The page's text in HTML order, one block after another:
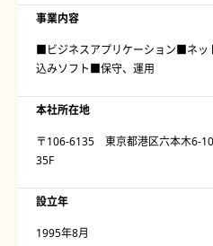
事業内容
■ビジネスアプリケーション■ネッ
込みソフト■保守、運用
本社所在地
〒106-6135 東京都港区六本木6-
35F
設立年
1995年8月